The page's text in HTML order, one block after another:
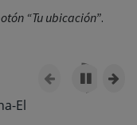
“Tu ubicación”.